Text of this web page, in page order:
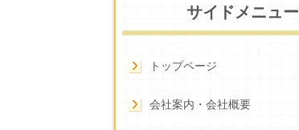
サイドメニュー
トップページ
会社案内・会社概要